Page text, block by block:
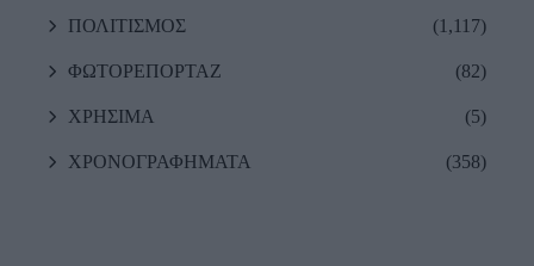
ΠΟΛΙΤΙΣΜΟΣ (1,117)
ΦΩΤΟΡΕΠΟΡΤΑΖ (82)
ΧΡΗΣΙΜΑ (5)
ΧΡΟΝΟΓΡΑΦΗΜΑΤΑ (358)